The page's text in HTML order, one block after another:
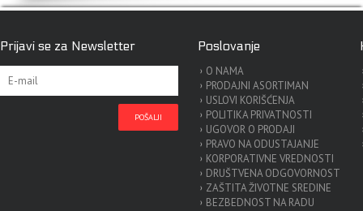
Prijavi se za Newsletter Poslovanje
O NAMA
PRODAJNI ASORTIMAN
USLOVI KORIŠĆENJA
POLITIKA PRIVATNOSTI
UGOVOR O PRODAJI
PRAVO NA ODUSTAJANJE
KORPORATIVNE VREDNOSTI
DRUŠTVENA ODGOVORNOST
ZAŠTITA ŽIVOTNE SREDINE
BEZBEDNOST NA RADU